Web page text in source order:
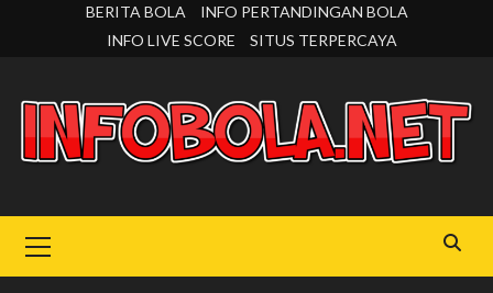
BERITA BOLA
INFO PERTANDINGAN BOLA
INFO LIVE SCORE
SITUS TERPERCAYA
Menu